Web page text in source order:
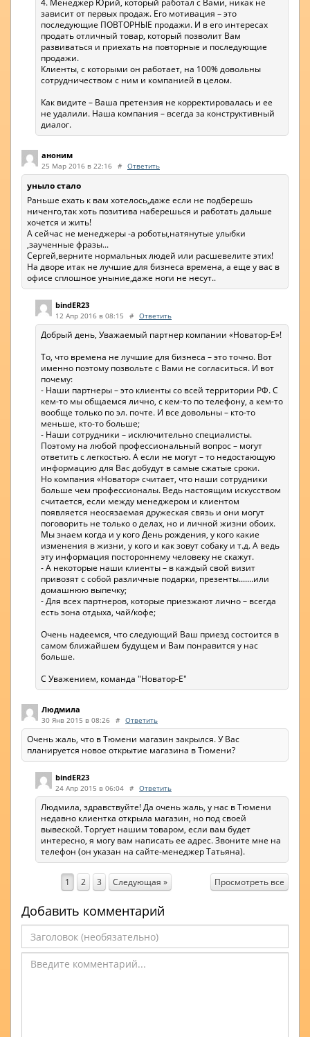
4. Менеджер Юрий, который работал с Вами, никак не
зависит от первых продаж. Его мотивация – это
последующие ПОВТОРНЫЕ продажи. И в его интересах
продать отличный товар, который позволит Вам
развиваться и приехать на повторные и последующие
продажи.
Клиенты, с которыми он работает, на 100% довольны
сотрудничеством с ним и компанией в целом.
Как видите – Ваша претензия не корректировалась и ее
не удалили. Наша компания – всегда за конструктивный
диалог.
аноним
25 Мар 2016 в 22:16 # Ответить
уныло стало
Раньше ехать к вам хотелось,даже если не подберешь
ниченго,так хоть позитива наберешься и работать дальше
хочется и жить!
А сейчас не менеджеры -а роботы,натянутые улыбки
,заученные фразы...
Сергей,верните нормальных людей или расшевелите этих!
На дворе итак не лучшие для бизнеса времена, а еще у вас в
офисе сплошное уныние,даже ноги не несут..
bindER23
12 Апр 2016 в 08:15 # Ответить
Добрый день, Уважаемый партнер компании «Новатор-Е»!
То, что времена не лучшие для бизнеса – это точно. Вот
именно поэтому позвольте с Вами не согласиться. И вот
почему:
- Наши партнеры – это клиенты со всей территории РФ. С
кем-то мы общаемся лично, с кем-то по телефону, а кем-то
вообще только по эл. почте. И все довольны – кто-то
меньше, кто-то больше;
- Наши сотрудники – исключительно специалисты.
Поэтому на любой профессиональный вопрос – могут
ответить с легкостью. А если не могут – то недостающую
информацию для Вас добудут в самые сжатые сроки.
Но компания «Новатор» считает, что наши сотрудники
больше чем профессионалы. Ведь настоящим искусством
считается, если между менеджером и клиентом
появляется неосязаемая дружеская связь и они могут
поговорить не только о делах, но и личной жизни обоих.
Мы знаем когда и у кого День рождения, у кого какие
изменения в жизни, у кого и как зовут собаку и т.д. А ведь
эту информация постороннему человеку не скажут.
- А некоторые наши клиенты – в каждый свой визит
привозят с собой различные подарки, презенты.......или
домашнюю выпечку;
- Для всех партнеров, которые приезжают лично – всегда
есть зона отдыха, чай/кофе;
Очень надеемся, что следующий Ваш приезд состоится в
самом ближайшем будущем и Вам понравится у нас
больше.
С Уважением, команда "Новатор-Е"
Людмила
30 Янв 2015 в 08:26 # Ответить
Очень жаль, что в Тюмени магазин закрылся. У Вас
планируется новое открытие магазина в Тюмени?
bindER23
24 Апр 2015 в 06:04 # Ответить
Людмила, здравствуйте! Да очень жаль, у нас в Тюмени
недавно клиентка открыла магазин, но под своей
вывеской. Торгует нашим товаром, если вам будет
интересно, я могу вам написать ее адрес. Звоните мне на
телефон (он указан на сайте-менеджер Татьяна).
Просмотреть все
1 2 3 Следующая »
Добавить комментарий